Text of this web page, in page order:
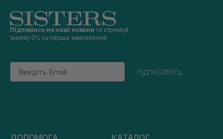
Підпишись на наші новини та отримуй
знижку 5% на перше замовлення
Email
підписатись